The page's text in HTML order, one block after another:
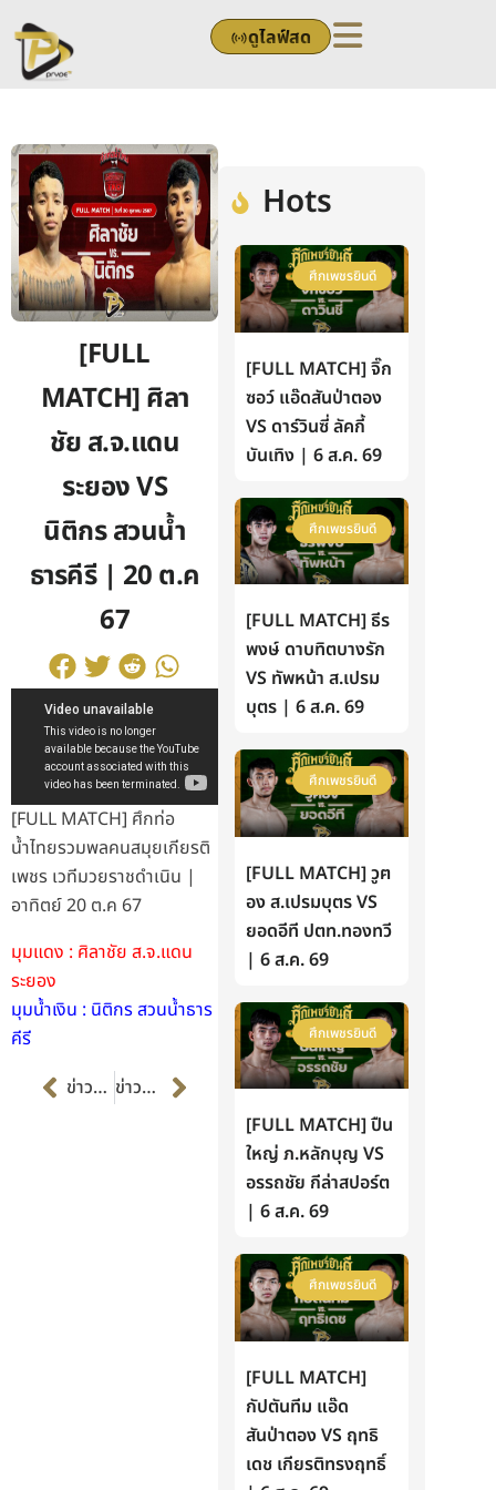
to
content
ดูไลฟ์สด
[FULL
MATCH] ศิลา
ชัย ส.จ.แดน
ระยอง VS
นิติกร สวนน้ำ
ธารคีรี | 20 ต.ค
67
[FULL MATCH] ศึกท่อ
น้ำไทยรวมพลคนสมุยเกียรติ
เพชร เวทีมวยราชดำเนิน |
อาทิตย์ 20 ต.ค 67
มุมแดง : ศิลาชัย ส.จ.แดน
ระยอง
มุมน้ำเงิน : นิติกร สวนน้ำธาร
คีรี
Prevข่าวก่อนหน้า ข่าวต่อไป Next
Hots
ศึกเพชรยินดี
[FULL MATCH] จิ๊ก
ซอว์ แอ๊ดสันป่าตอง
VS ดาร์วินซี่ ลัคกี้
บันเทิง | 6 ส.ค. 69
ศึกเพชรยินดี
[FULL MATCH] ธีร
พงษ์ ดาบทิตบางรัก
VS ทัพหน้า ส.เปรม
บุตร | 6 ส.ค. 69
ศึกเพชรยินดี
[FULL MATCH] วูฅ
อง ส.เปรมบุตร VS
ยอดอีที ปตท.ทองทวี
| 6 ส.ค. 69
ศึกเพชรยินดี
[FULL MATCH] ปืน
ใหญ่ ภ.หลักบุญ VS
อรรถชัย กีล่าสปอร์ต
| 6 ส.ค. 69
ศึกเพชรยินดี
[FULL MATCH]
กัปตันทีม แอ๊ด
สันป่าตอง VS ฤทธิ
เดช เกียรติทรงฤทธิ์